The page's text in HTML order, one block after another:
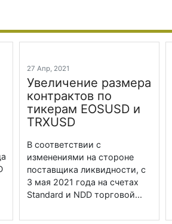
27 Апр, 2021
Увеличение размера
контрактов по
тикерам EOSUSD и
TRXUSD
В соответствии с
изменениями на стороне
поставщика ликвидности, с
3 мая 2021 года на счетах
Standard и NDD торговой...